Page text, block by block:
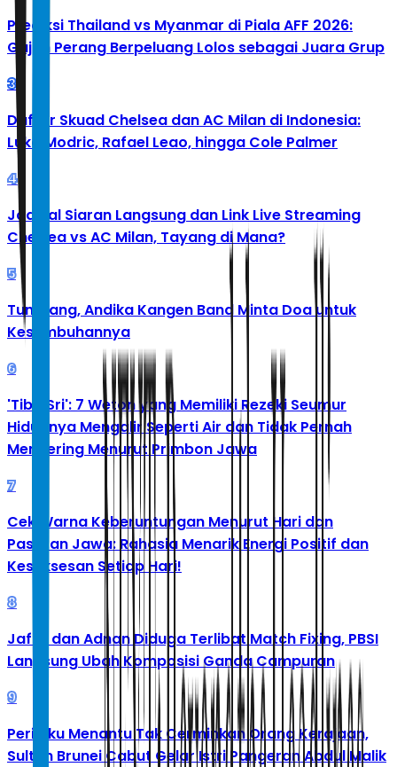
Prediksi Thailand vs Myanmar di Piala AFF 2026:
Gajah Perang Berpeluang Lolos sebagai Juara Grup
3
Daftar Skuad Chelsea dan AC Milan di Indonesia:
Luka Modric, Rafael Leao, hingga Cole Palmer
4
Jadwal Siaran Langsung dan Link Live Streaming
Chelsea vs AC Milan, Tayang di Mana?
5
Tumbang, Andika Kangen Band Minta Doa untuk
Kesembuhannya
6
'Tibo Sri': 7 Weton yang Memiliki Rezeki Seumur
Hidupnya Mengalir Seperti Air dan Tidak Pernah
Mengering Menurut Primbon Jawa
7
Cek Warna Keberuntungan Menurut Hari dan
Pasaran Jawa: Rahasia Menarik Energi Positif dan
Kesuksesan Setiap Hari!
8
Jafar dan Adnan Diduga Terlibat Match Fixing, PBSI
Langsung Ubah Komposisi Ganda Campuran
9
Perilaku Menantu Tak Cerminkan Orang Kerajaan,
Sultan Brunei Cabut Gelar Istri Pangeran Abdul Malik